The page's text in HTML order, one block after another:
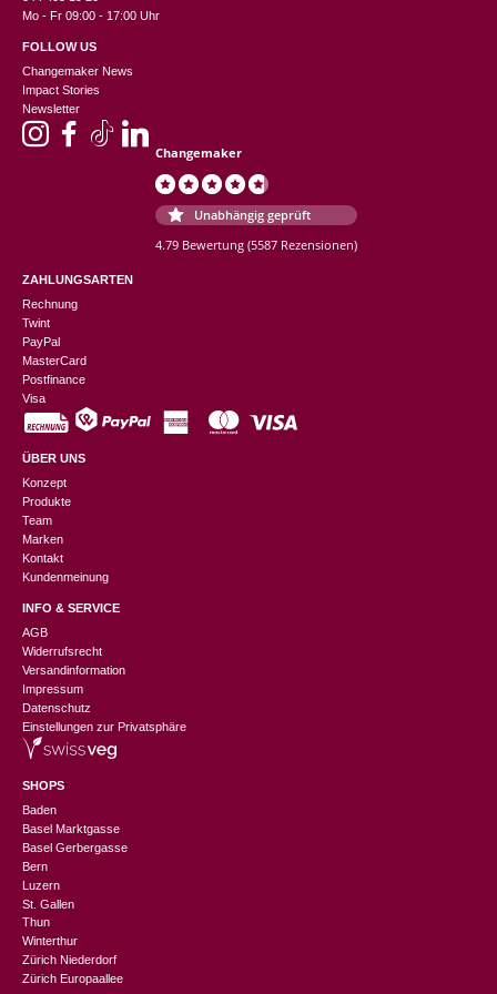
Mo - Fr 09:00 - 17:00 Uhr
FOLLOW US
Changemaker News
Impact Stories
Newsletter
Changemaker
Unabhängig geprüft
4.79 Bewertung (5587 Rezensionen)
ZAHLUNGSARTEN
Rechnung
Twint
PayPal
MasterCard
Postfinance
Visa
ÜBER UNS
Konzept
Produkte
Team
Marken
Kontakt
Kundenmeinung
INFO & SERVICE
AGB
Widerrufsrecht
Versandinformation
Impressum
Datenschutz
Einstellungen zur Privatsphäre
SHOPS
Baden
Basel Marktgasse
Basel Gerbergasse
Bern
Luzern
St. Gallen
Thun
Winterthur
Zürich Niederdorf
Zürich Europaallee